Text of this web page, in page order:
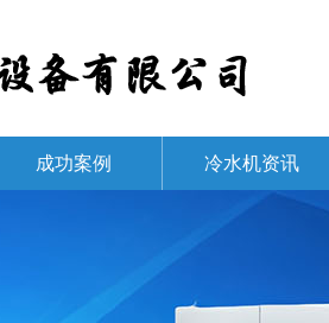
成功案例 冷水机资讯